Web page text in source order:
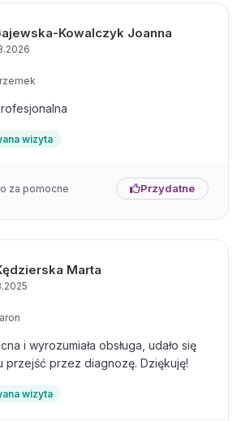
Kowalczyk Joanna
wizyta
za pomocne Przydatne
Marta
i wyrozumiała obsługa, udało się
przejść przez diagnozę. Dziękuję!
wizyta